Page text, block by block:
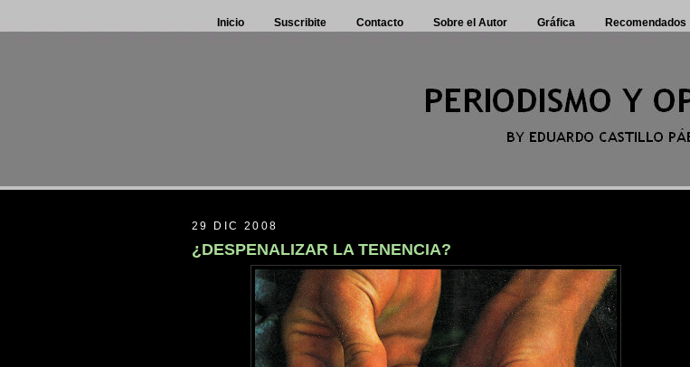
Inicio Suscribite Contacto Sobre el Autor Gráfica Recomendados
29 DIC 2008
¿DESPENALIZAR LA TENENCIA?